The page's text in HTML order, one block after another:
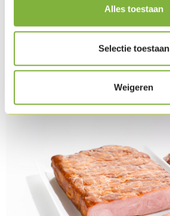
Alles toestaan
Selectie toestaan
Weigeren
Grate the lime zest over the dish.
Download as PDF
Related products